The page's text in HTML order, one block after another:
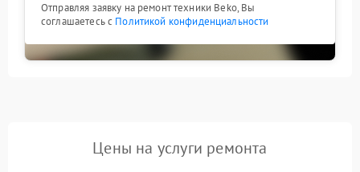
Отправляя заявку на ремонт техники Beko, Вы
соглашаетесь с Политикой конфиденциальности
Цены на услуги ремонта